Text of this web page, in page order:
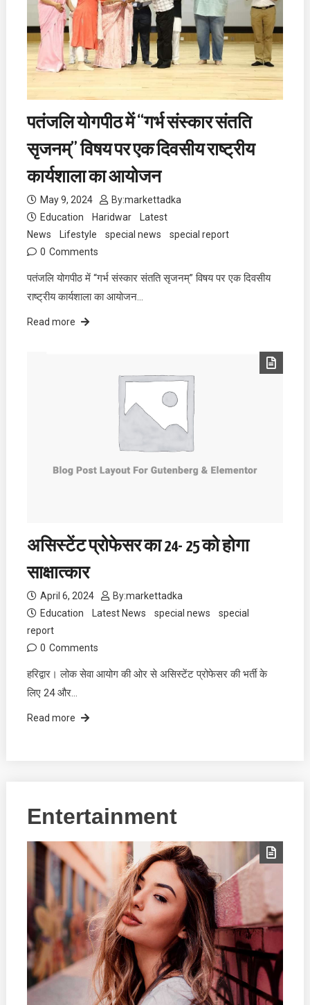
पतंजलि योगपीठ में “गर्भ संस्कार संतति
सृजनम्” विषय पर एक दिवसीय राष्ट्रीय
कार्यशाला का आयोजन
May 9, 2024 By:markettadka
Education
Haridwar
Latest
News
Lifestyle special news
special report
0 Comments
पतंजलि योगपीठ में “गर्भ संस्कार संतति सृजनम्” विषय पर एक दिवसीय
राष्ट्रीय कार्यशाला का आयोजन…
Read more
असिस्टेंट प्रोफेसर का 24- 25 को होगा
साक्षात्कार
April 6, 2024 By:markettadka
Education
Latest News special news
special
report
0 Comments
हरिद्वार। लोक सेवा आयोग की ओर से असिस्टेंट प्रोफेसर की भर्ती के
लिए 24 और…
Read more
Entertainment